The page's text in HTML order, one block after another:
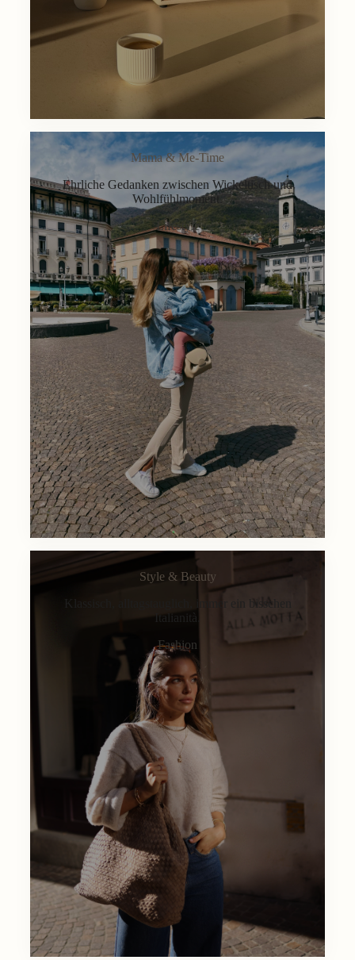
Mama & Me-Time
Ehrliche Gedanken zwischen Wickeltisch und
Wohlfühlmoment.
Lifestyle
Style & Beauty
Klassisch, alltagstauglich, immer ein bisschen
Italianità.
Fashion